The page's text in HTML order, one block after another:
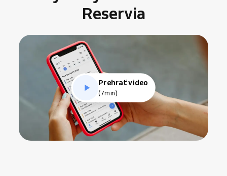
Reservia
Prehrať video
(7min)